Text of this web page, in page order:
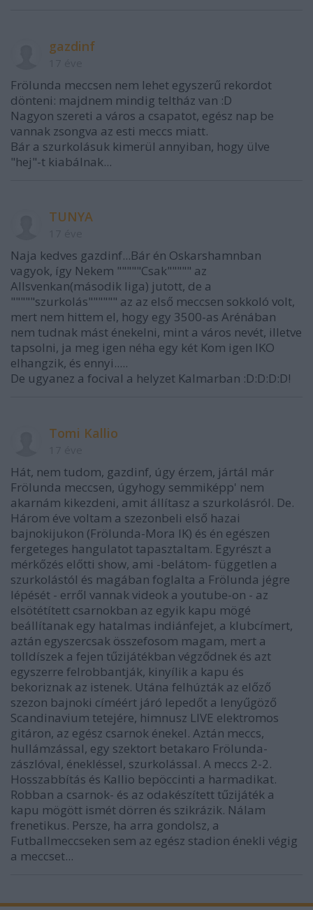
gazdinf
Frölunda meccsen nem lehet egyszerű rekordot
dönteni: majdnem mindig teltház van :D
Nagyon szereti a város a csapatot, egész nap be
vannak zsongva az esti meccs miatt.
Bár a szurkolásuk kimerül annyiban, hogy ülve
"hej"-t kiabálnak...
TUNYA
Naja kedves gazdinf...Bár én Oskarshamnban
vagyok, így Nekem """""Csak""""" az
Allsvenkan(második liga) jutott, de a
"""""szurkolás"""""" az az első meccsen sokkoló volt,
mert nem hittem el, hogy egy 3500-as Arénában
nem tudnak mást énekelni, mint a város nevét, illetve
tapsolni, ja meg igen néha egy két Kom igen IKO
elhangzik, és ennyi.....
De ugyanez a focival a helyzet Kalmarban :D:D:D:D!
Tomi Kallio
Hát, nem tudom, gazdinf, úgy érzem, jártál már
Frölunda meccsen, úgyhogy semmiképp' nem
akarnám kikezdeni, amit állítasz a szurkolásról. De.
Három éve voltam a szezonbeli első hazai
bajnokijukon (Frölunda-Mora IK) és én egészen
fergeteges hangulatot tapasztaltam. Egyrészt a
mérkőzés előtti show, ami -belátom- független a
szurkolástól és magában foglalta a Frölunda jégre
lépését - erről vannak videok a youtube-on - az
elsötétített csarnokban az egyik kapu mögé
beállítanak egy hatalmas indiánfejet, a klubcímert,
aztán egyszercsak összefosom magam, mert a
tolldíszek a fejen tűzijátékban végződnek és azt
egyszerre felrobbantják, kinyílik a kapu és
bekoriznak az istenek. Utána felhúzták az előző
szezon bajnoki címéért járó lepedőt a lenyűgöző
Scandinavium tetejére, himnusz LIVE elektromos
gitáron, az egész csarnok énekel. Aztán meccs,
hullámzással, egy szektort betakaro Frölunda-
zászlóval, énekléssel, szurkolással. A meccs 2-2.
Hosszabbítás és Kallio bepöccinti a harmadikat.
Robban a csarnok- és az odakészített tűzijáték a
kapu mögött ismét dörren és szikrázik. Nálam
frenetikus. Persze, ha arra gondolsz, a
Futballmeccseken sem az egész stadion énekli végig
a meccset...